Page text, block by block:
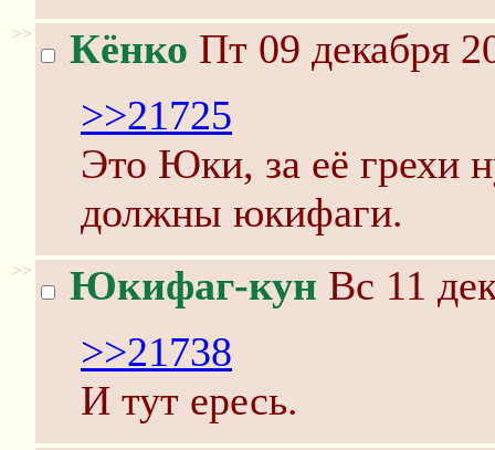
>> Кёнко Пт 09 декабря
>>21725
Это Юки, за её грехи
должны юкифаги.
>> Юкифаг-кун Вс 11
>>21738
И тут ересь.